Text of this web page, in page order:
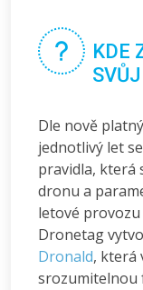
KDE
Dle nově
jednotlivý let
pravidla, která
dronu a
letové
Dronetag
Dronald, která
srozumitelnou